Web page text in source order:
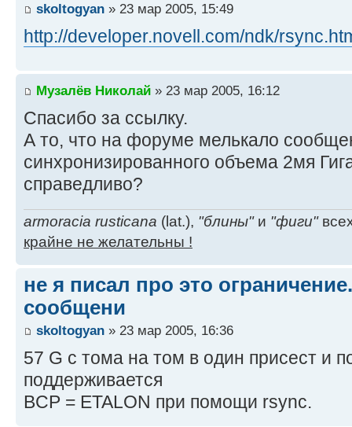
skoltogyan » 23 мар 2005, 15:49
http://developer.novell.com/ndk/
Музалёв Николай » 23 мар 2005, 16:12
Спасибо за ссылку.
А то, что на форуме мелькало
синхронизированного объема 2мя
справедливо?
armoracia rusticana (lat.), "блины"и "фиги"
крайне не желательны !
не я писал про это
сообщени
skoltogyan » 23 мар 2005, 16:36
57 G с тома на том в один присест и
поддерживается
BCP = ETALON при помощи rsync.